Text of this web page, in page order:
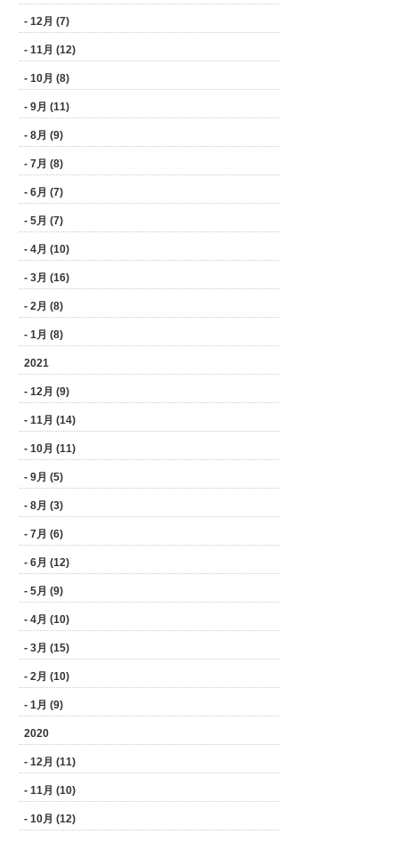
- 12月 (7)
- 11月 (12)
- 10月 (8)
- 9月 (11)
- 8月 (9)
- 7月 (8)
- 6月 (7)
- 5月 (7)
- 4月 (10)
- 3月 (16)
- 2月 (8)
- 1月 (8)
2021
- 12月 (9)
- 11月 (14)
- 10月 (11)
- 9月 (5)
- 8月 (3)
- 7月 (6)
- 6月 (12)
- 5月 (9)
- 4月 (10)
- 3月 (15)
- 2月 (10)
- 1月 (9)
2020
- 12月 (11)
- 11月 (10)
- 10月 (12)